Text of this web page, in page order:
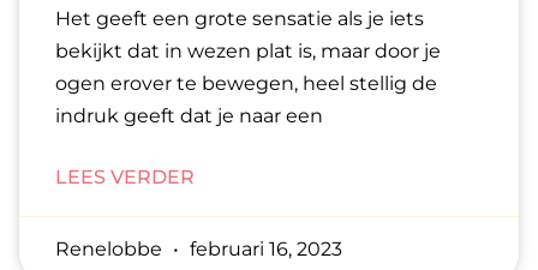
Het geeft een grote sensatie als je iets
bekijkt dat in wezen plat is, maar door je
ogen erover te bewegen, heel stellig de
indruk geeft dat je naar een
LEES VERDER
Renelobbe februari 16, 2023